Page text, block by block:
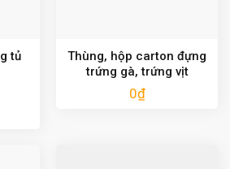
tủ
Thùng, hộp carton đựng
trứng gà, trứng vịt
0₫